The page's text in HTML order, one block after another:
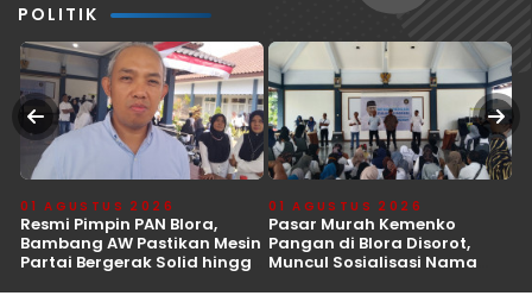
POLITIK
01 AGUSTUS 2026
Resmi Pimpin PAN Blora,
Bambang AW Pastikan Mesin
Partai Bergerak Solid hingga
01 AGUSTUS 2026
Pasar Murah Kemenko
Pangan di Blora Disorot,
Muncul Sosialisasi Nama